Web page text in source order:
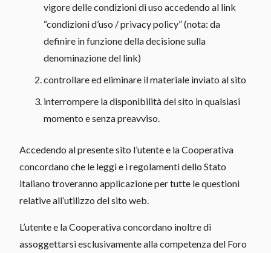
vigore delle condizioni di uso accedendo al link
“condizioni d’uso / privacy policy” (nota: da
definire in funzione della decisione sulla
denominazione del link)
controllare ed eliminare il materiale inviato al sito
interrompere la disponibilità del sito in qualsiasi
momento e senza preavviso.
Accedendo al presente sito l’utente e la Cooperativa
concordano che le leggi e i regolamenti dello Stato
italiano troveranno applicazione per tutte le questioni
relative all’utilizzo del sito web.
L’utente e la Cooperativa concordano inoltre di
assoggettarsi esclusivamente alla competenza del Foro